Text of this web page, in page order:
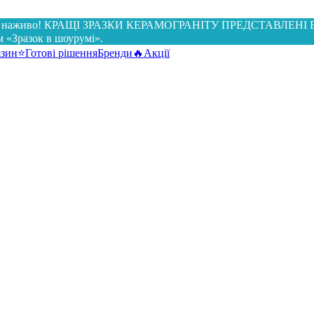
наживо! КРАЩІ ЗРАЗКИ КЕРАМОГРАНІТУ
«Зразок в шоурумі».
⭐Готові рішенняБренди 🔥Акції